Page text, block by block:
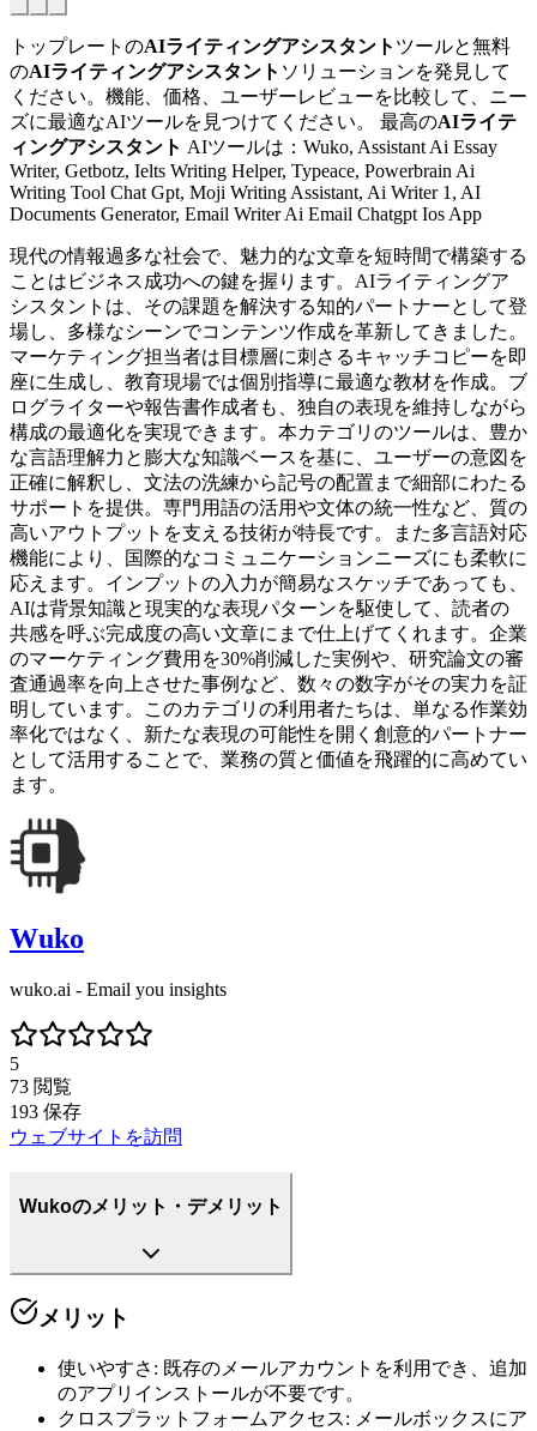
トップレートのAIライティングアシスタント ツールと無料
のAIライティングアシスタント ソリューションを発見して
ください。機能、価格、ユーザーレビューを比較して、ニー
ズに最適なAIツールを見つけてください。
最高のAIライテ
ィングアシスタント AIツールは：Wuko, Assistant Ai Essay
Writer, Getbotz, Ielts Writing Helper, Typeace, Powerbrain Ai
Writing Tool Chat Gpt, Moji Writing Assistant, Ai Writer 1, AI
Documents Generator, Email Writer Ai Email Chatgpt Ios App
現代の情報過多な社会で、魅力的な文章を短時間で構築する
ことはビジネス成功への鍵を握ります。AIライティングア
シスタントは、その課題を解決する知的パートナーとして登
場し、多様なシーンでコンテンツ作成を革新してきました。
マーケティング担当者は目標層に刺さるキャッチコピーを即
座に生成し、教育現場では個別指導に最適な教材を作成。ブ
ログライターや報告書作成者も、独自の表現を維持しながら
構成の最適化を実現できます。本カテゴリのツールは、豊か
な言語理解力と膨大な知識ベースを基に、ユーザーの意図を
正確に解釈し、文法の洗練から記号の配置まで細部にわたる
サポートを提供。専門用語の活用や文体の統一性など、質の
高いアウトプットを支える技術が特長です。また多言語対応
機能により、国際的なコミュニケーションニーズにも柔軟に
応えます。インプットの入力が簡易なスケッチであっても、
AIは背景知識と現実的な表現パターンを駆使して、読者の
共感を呼ぶ完成度の高い文章にまで仕上げてくれます。企業
のマーケティング費用を30%削減した実例や、研究論文の審
査通過率を向上させた事例など、数々の数字がその実力を証
明しています。このカテゴリの利用者たちは、単なる作業効
率化ではなく、新たな表現の可能性を開く創意的パートナー
として活用することで、業務の質と価値を飛躍的に高めてい
ます。
Wuko
wuko.ai - Email you insights
5
73 閲覧
193 保存
ウェブサイトを訪問
Wukoのメリット・デメリット
メリット
使いやすさ : 既存のメールアカウントを利用でき、追加
のアプリインストールが不要です。
クロスプラットフォームアクセス: メールボックスにア